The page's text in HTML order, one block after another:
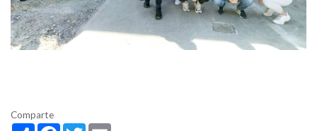
Comparte
ShareFacebook
Twitter